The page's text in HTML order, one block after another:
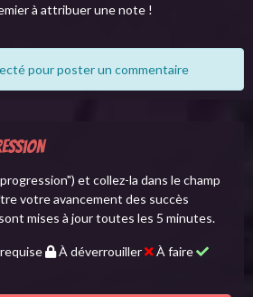
à attribuer une note !
pour poster un commentaire
et collez-la dans le champ
votre avancement des succès
mises à jour toutes les 5 minutes.
À déverrouiller
À faire